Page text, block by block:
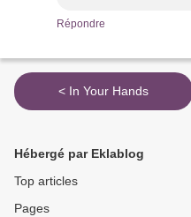
Répondre
< In Your Hands
Hébergé par Eklablog
Top articles
Pages